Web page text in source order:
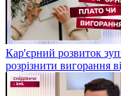
Кар'єрний розвиток
розрізнити вигорання